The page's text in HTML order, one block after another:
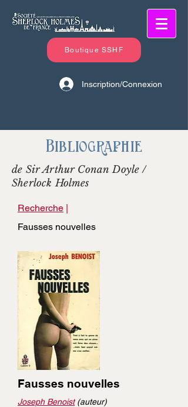
Boutique SSHF
Inscription/Connexion
Bibliographie
de Sir Arthur Conan Doyle /
Sherlock Holmes
Recherche |
Fausses nouvelles
Fausses nouvelles
Joseph Benoist(auteur)